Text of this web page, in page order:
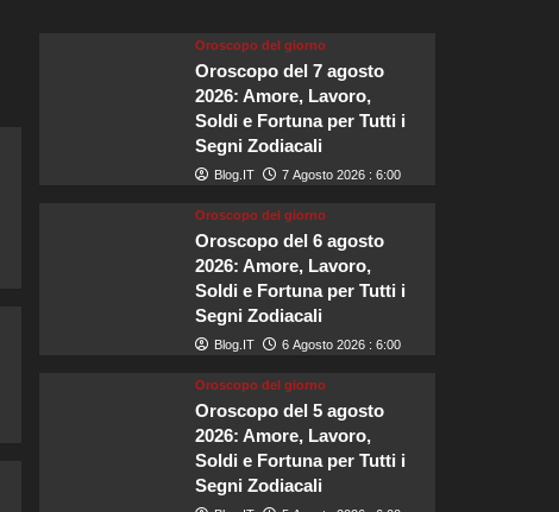
Oroscopo del giorno
Oroscopo del 7 agosto
2026: Amore, Lavoro,
Soldi e Fortuna per Tutti i
Segni Zodiacali
Blog.IT 7 Agosto 2026 : 6:00
Oroscopo del giorno
Oroscopo del 6 agosto
2026: Amore, Lavoro,
Soldi e Fortuna per Tutti i
Segni Zodiacali
Blog.IT 6 Agosto 2026 : 6:00
Oroscopo del giorno
Oroscopo del 5 agosto
2026: Amore, Lavoro,
Soldi e Fortuna per Tutti i
Segni Zodiacali